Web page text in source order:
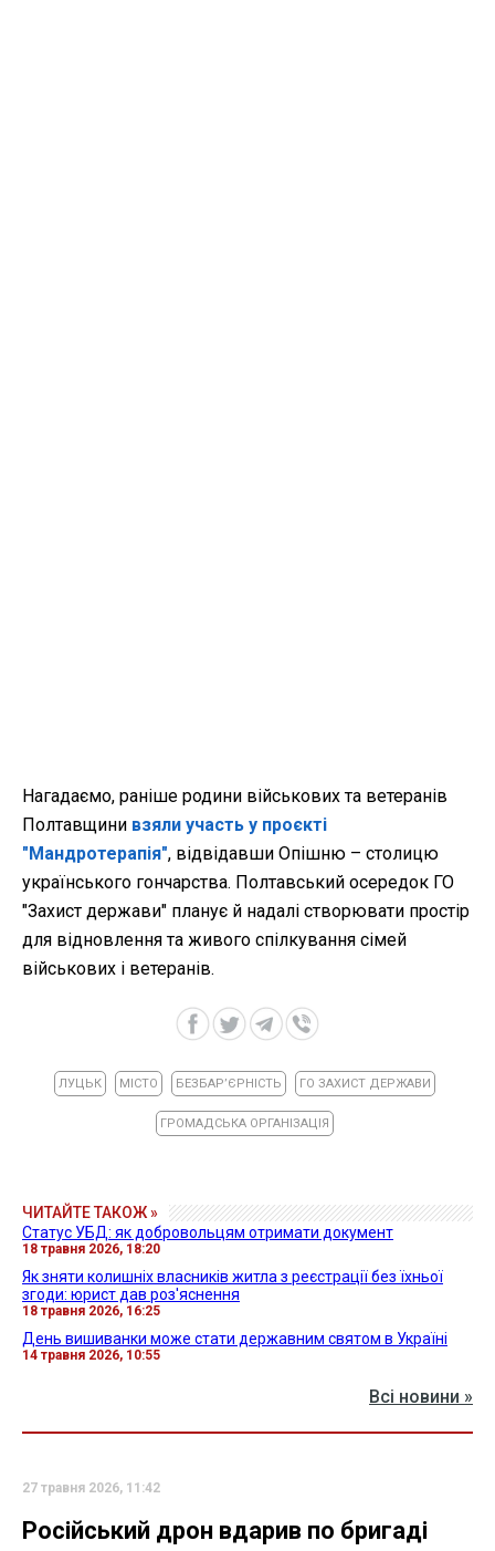
Нагадаємо, раніше родини військових та ветеранів
Полтавщини взяли участь у проєкті
"Мандротерапія", відвідавши Опішню – столицю
українського гончарства. Полтавський осередок ГО
"Захист держави" планує й надалі створювати простір
для відновлення та живого спілкування сімей
військових і ветеранів.
ЛУЦЬК МІСТО БЕЗБАРʼЄРНІСТЬ ГО ЗАХИСТ ДЕРЖАВИ
ГРОМАДСЬКА ОРГАНІЗАЦІЯ
ЧИТАЙТЕ ТАКОЖ »
Статус УБД: як добровольцям отримати документ
18 травня 2026, 18:20
Як зняти колишніх власників житла з реєстрації без їхньої
згоди: юрист дав роз'яснення
18 травня 2026, 16:25
День вишиванки може стати державним святом в Україні
14 травня 2026, 10:55
Всі новини »
27 травня 2026, 11:42
Російський дрон вдарив по бригаді